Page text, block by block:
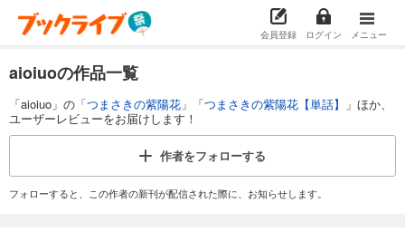
会員登録 ログイン メニュー
aioiuoの作品一覧
「aioiuo」の「つまさきの紫陽花 」「つまさきの紫陽花【単話】
」ほか、
ユーザーレビューをお届けします！
作者をフォローする
フォローすると、この作者の新刊が配信された際に、お知らせします。